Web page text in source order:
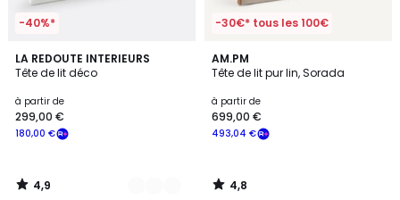
-40%*
LA REDOUTE INTERIEURS
Tête de lit déco
à partir de
180,00 €
299,00 €
4,9
/ 5
2
Couleurs
4,9
/
-30€* tous les 100€
AM.PM
Tête de lit pur lin, Sorada
à partir de
493,04 €
699,00 €
4,8
/ 5
4,8
/